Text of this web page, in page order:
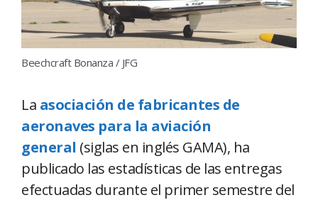
Beechcraft Bonanza / JFG
La asociación de fabricantes de
aeronaves para la aviación
general (siglas en inglés GAMA), ha
publicado las estadísticas de las entregas
efectuadas durante el primer semestre del